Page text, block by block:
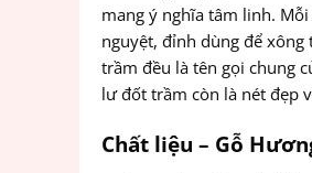
mang ý nghĩa tâm linh.
nguyệt, đỉnh dùng để
trầm đều là tên gọi chung
lư đốt trầm còn là nét đẹp
Chất liệu – Gỗ